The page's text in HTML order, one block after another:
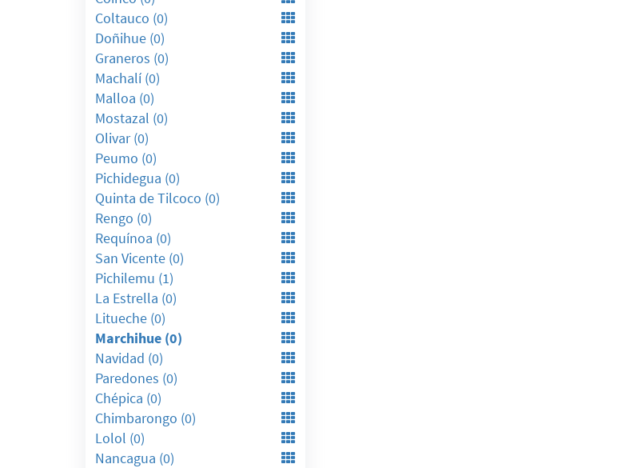
Coltauco (0)
Doñihue (0)
Graneros (0)
Machalí (0)
Malloa (0)
Mostazal (0)
Olivar (0)
Peumo (0)
Pichidegua (0)
Quinta de Tilcoco (0)
Rengo (0)
Requínoa (0)
San Vicente (0)
Pichilemu (1)
La Estrella (0)
Litueche (0)
Marchihue (0)
Navidad (0)
Paredones (0)
Chépica (0)
Chimbarongo (0)
Lolol (0)
Nancagua (0)